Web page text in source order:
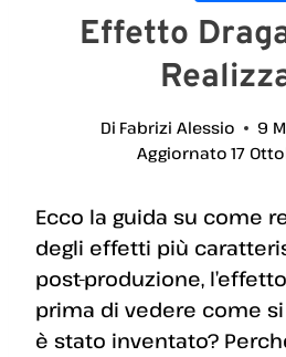
Effetto
Di Fabrizi Alessio
9
Aggiornato 17
Ecco la guida su come
degli effetti più
post-produzione,
prima di vedere come
è stato inventato?